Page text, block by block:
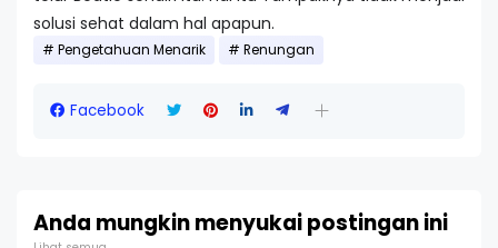
solusi sehat dalam hal apapun.
Pengetahuan Menarik Renungan
Facebook
Anda mungkin menyukai postingan ini